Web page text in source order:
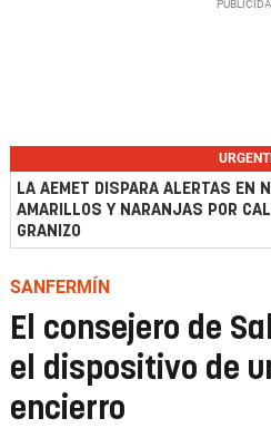
LA AEMET DISPARA ALERTAS EN
AMARILLOS Y NARANJAS POR
GRANIZO
SANFERMÍN
El consejero de
el dispositivo de
encierro